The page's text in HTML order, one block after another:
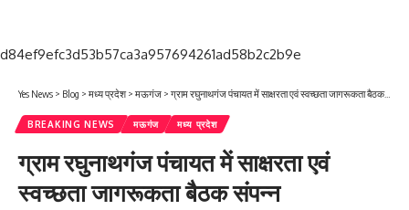
d84ef9efc3d53b57ca3a957694261ad58b2c2b9e
Yes News > Blog > मध्य प्रदेश> मऊगंज > ग्राम रघुनाथगंज पंचायत में साक्षरता एवं स्वच्छता जागरूकता बैठक संपन्न
BREAKING NEWS मऊगंज मध्य प्रदेश
ग्राम रघुनाथगंज पंचायत में साक्षरता एवं
स्वच्छता जागरूकता बैठक संपन्न